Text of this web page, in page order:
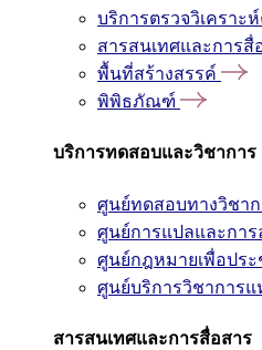
บริการตรวจวิเคราะ
สารสนเทศและการสื่
พื้นที่สร้างสรรค์
พิพิธภัณฑ์
บริการทดสอบและวิชาการ
ศูนย์ทดสอบทางวิชา
ศูนย์การแปลและการ
ศูนย์กฎหมายเพื่อปร
ศูนย์บริการวิชาการ
สารสนเทศและการสื่อสาร